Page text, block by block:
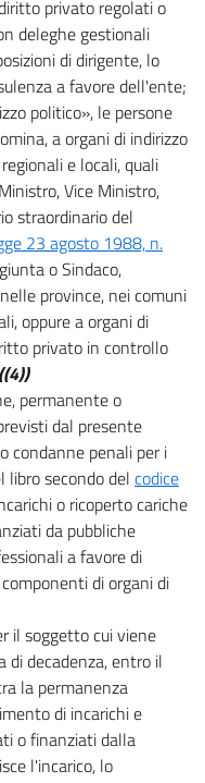
privato regolati o
deleghe gestionali
di dirigente, lo
a favore dell'ente;
politico», le persone
a organi di indirizzo
e locali, quali
Vice Ministro,
straordinario del
23 agosto 1988, n.
o Sindaco,
province, nei comuni
oppure a organi di
privato in controllo
((4))
permanente o
dal presente
condanne penali per i
libro secondo del codice
o ricoperto cariche
da pubbliche
a favore di
di organi di
il soggetto cui viene
di decadenza, entro il
la permanenza
di incarichi e
o finanziati dalla
l'incarico, lo